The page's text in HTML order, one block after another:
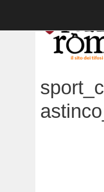
contenuto